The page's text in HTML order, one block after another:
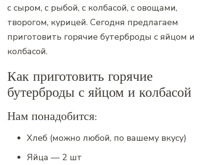
с сыром, с рыбой, с колбасой, с овощами,
творогом, курицей. Сегодня предлагаем
приготовить горячие бутерброды с яйцом и
колбасой.
Как приготовить горячие
бутерброды с яйцом и колбасой
Нам понадобится:
Хлеб (можно любой, по вашему вкусу)
Яйца — 2 шт